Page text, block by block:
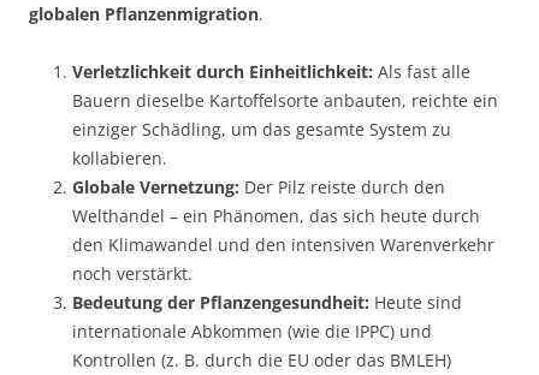
globalen Pflanzenmigration.
Verletzlichkeit durch Einheitlichkeit: Als fast alle
Bauern dieselbe Kartoffelsorte anbauten, reichte ein
einziger Schädling, um das gesamte System zu
kollabieren.
Globale Vernetzung: Der Pilz reiste durch den
Welthandel – ein Phänomen, das sich heute durch
den Klimawandel und den intensiven Warenverkehr
noch verstärkt.
Bedeutung der Pflanzengesundheit: Heute sind
internationale Abkommen (wie die IPPC) und
Kontrollen (z. B. durch die EU oder das BMLEH)